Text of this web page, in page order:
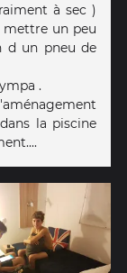
à sec )
mettre un peu
d un pneu de
.
la piscine